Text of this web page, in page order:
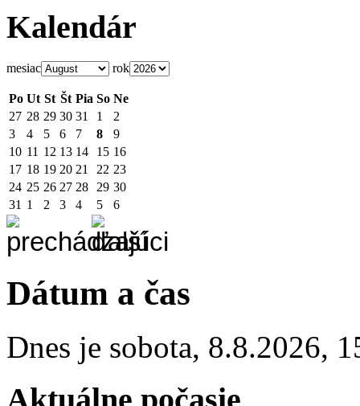
Kalendár
mesiac rok
Po Ut St Št Pia So Ne
27 28 29 30 31 1
2
3
4 5 6 7 8
9
10 11 12 13 14 15 16
17 18 19 20 21 22 23
24 25 26 27 28 29 30
31 1 2 3 4 5 6
Dátum a čas
Dnes je sobota, 8.8.2026,